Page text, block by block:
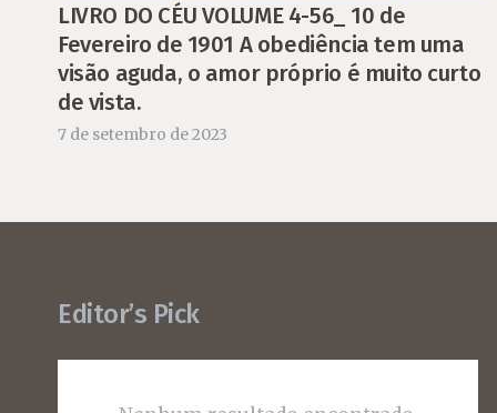
LIVRO DO CÉU VOLUME 4-56_ 10 de
Fevereiro de 1901 A obediência tem uma
visão aguda, o amor próprio é muito curto
de vista.
7 de setembro de 2023
Editor’s Pick